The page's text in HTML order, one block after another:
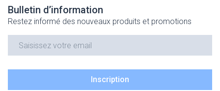
Bulletin d’information
Restez informé des nouveaux produits et promotions
Inscription